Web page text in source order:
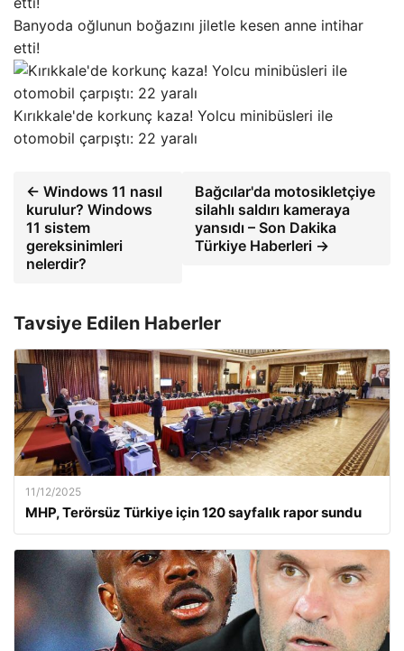
Banyoda oğlunun boğazını jiletle kesen anne intihar
etti!
Kırıkkale'de korkunç kaza! Yolcu minibüsleri ile
otomobil çarpıştı: 22 yaralı
← Windows 11 nasıl
kurulur? Windows
11 sistem
gereksinimleri
nelerdir?
Bağcılar'da motosikletçiye
silahlı saldırı kameraya
yansıdı – Son Dakika
Türkiye Haberleri →
Tavsiye Edilen Haberler
11/12/2025
MHP, Terörsüz Türkiye için 120 sayfalık rapor sundu